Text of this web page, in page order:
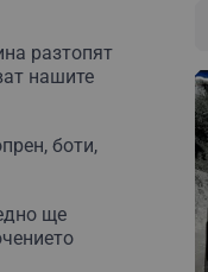
разтопят
нашите
боти,
ще